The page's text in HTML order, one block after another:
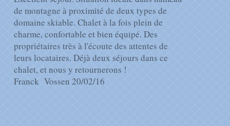
de montagne à proximité de deux types de
domaine skiable. Chalet à la fois plein de
charme, confortable et bien équipé. Des
propriétaires très à l'écoute des attentes de
leurs locataires. Déjà deux séjours dans ce
chalet, et nous y retournerons !
Franck Vossen 20/02/16